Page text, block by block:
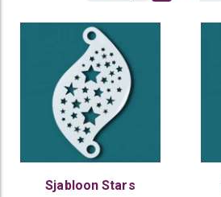
Sjabloon Stars